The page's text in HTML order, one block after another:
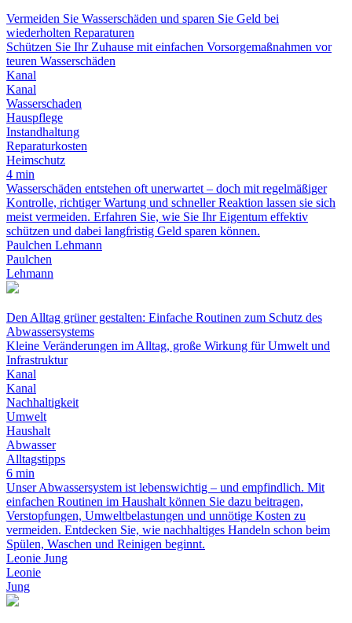
Vermeiden Sie Wasserschäden und sparen Sie Geld bei
wiederholten Reparaturen
Schützen Sie Ihr Zuhause mit einfachen Vorsorgemaßnahmen vor
teuren Wasserschäden
Kanal
Kanal
Wasserschaden
Hauspflege
Instandhaltung
Reparaturkosten
Heimschutz
4 min
Wasserschäden entstehen oft unerwartet – doch mit regelmäßiger
Kontrolle, richtiger Wartung und schneller Reaktion lassen sie sich
meist vermeiden. Erfahren Sie, wie Sie Ihr Eigentum effektiv
schützen und dabei langfristig Geld sparen können.
Paulchen Lehmann
Paulchen
Lehmann
Den Alltag grüner gestalten: Einfache Routinen zum Schutz des
Abwassersystems
Kleine Veränderungen im Alltag, große Wirkung für Umwelt und
Infrastruktur
Kanal
Kanal
Nachhaltigkeit
Umwelt
Haushalt
Abwasser
Alltagstipps
6 min
Unser Abwassersystem ist lebenswichtig – und empfindlich. Mit
einfachen Routinen im Haushalt können Sie dazu beitragen,
Verstopfungen, Umweltbelastungen und unnötige Kosten zu
vermeiden. Entdecken Sie, wie nachhaltiges Handeln schon beim
Spülen, Waschen und Reinigen beginnt.
Leonie Jung
Leonie
Jung